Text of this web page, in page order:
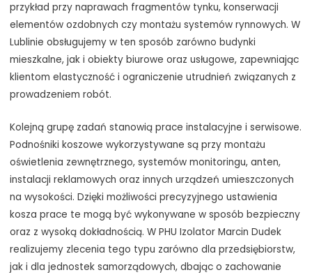
przykład przy naprawach fragmentów tynku, konserwacji
elementów ozdobnych czy montażu systemów rynnowych. W
Lublinie obsługujemy w ten sposób zarówno budynki
mieszkalne, jak i obiekty biurowe oraz usługowe, zapewniając
klientom elastyczność i ograniczenie utrudnień związanych z
prowadzeniem robót.
Kolejną grupę zadań stanowią prace instalacyjne i serwisowe.
Podnośniki koszowe wykorzystywane są przy montażu
oświetlenia zewnętrznego, systemów monitoringu, anten,
instalacji reklamowych oraz innych urządzeń umieszczonych
na wysokości. Dzięki możliwości precyzyjnego ustawienia
kosza prace te mogą być wykonywane w sposób bezpieczny
oraz z wysoką dokładnością. W PHU Izolator Marcin Dudek
realizujemy zlecenia tego typu zarówno dla przedsiębiorstw,
jak i dla jednostek samorządowych, dbając o zachowanie